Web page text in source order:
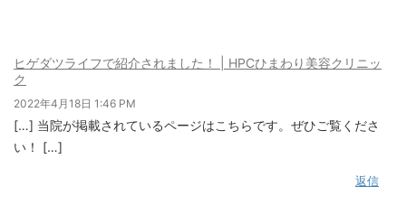
ヒゲダツライフで紹介されました！ | HPCひまわり美容クリニッ
ク
2022年4月18日 1:46 PM
[…] 当院が掲載されているページはこちらです。ぜひご覧くださ
い！ […]
返信